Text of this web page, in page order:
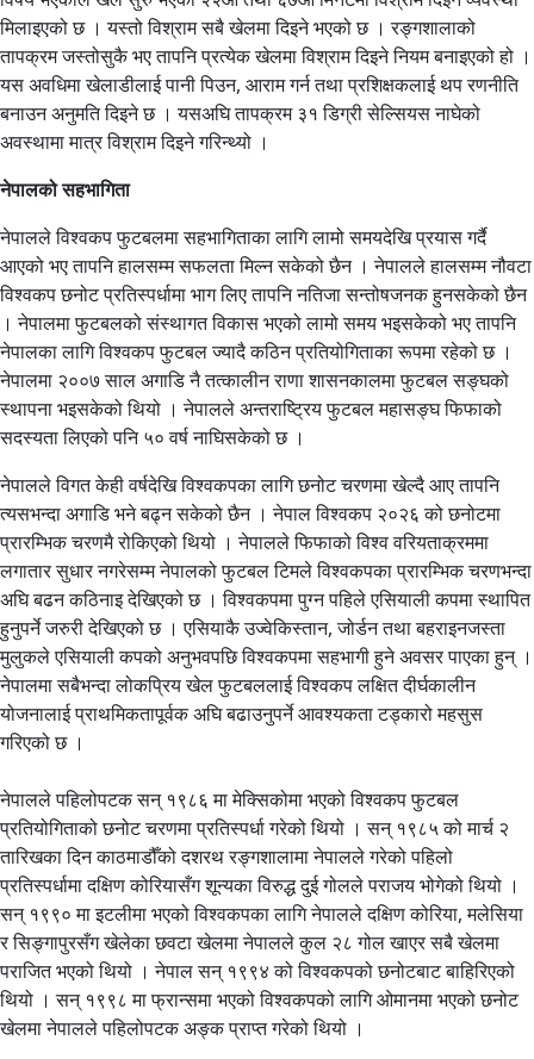
मिलाइएको छ । यस्तो विश्राम सबै खेलमा दिइने भएको छ । रङ्गशालाको
तापक्रम जस्तोसुकै भए तापनि प्रत्येक खेलमा विश्राम दिइने नियम बनाइएको हो ।
यस अवधिमा खेलाडीलाई पानी पिउन, आराम गर्न तथा प्रशिक्षकलाई थप रणनीति
बनाउन अनुमति दिइने छ । यसअघि तापक्रम ३१ डिग्री सेल्सियस नाघेको
अवस्थामा मात्र विश्राम दिइने गरिन्थ्यो ।
नेपालको सहभागिता
नेपालले विश्वकप फुटबलमा सहभागिताका लागि लामो समयदेखि प्रयास गर्दै
आएको भए तापनि हालसम्म सफलता मिल्न सकेको छैन । नेपालले हालसम्म नौवटा
विश्वकप छनोट प्रतिस्पर्धामा भाग लिए तापनि नतिजा सन्तोषजनक हुनसकेको छैन
। नेपालमा फुटबलको संस्थागत विकास भएको लामो समय भइसकेको भए तापनि
नेपालका लागि विश्वकप फुटबल ज्यादै कठिन प्रतियोगिताका रूपमा रहेको छ ।
नेपालमा २००७ साल अगाडि नै तत्कालीन राणा शासनकालमा फुटबल सङ्घको
स्थापना भइसकेको थियो । नेपालले अन्तराष्ट्रिय फुटबल महासङ्घ फिफाको
सदस्यता लिएको पनि ५० वर्ष नाघिसकेको छ ।
नेपालले विगत केही वर्षदेखि विश्वकपका लागि छनोट चरणमा खेल्दै आए तापनि
त्यसभन्दा अगाडि भने बढ्न सकेको छैन । नेपाल विश्वकप २०२६ को छनोटमा
प्रारम्भिक चरणमै रोकिएको थियो । नेपालले फिफाको विश्व वरियताक्रममा
लगातार सुधार नगरेसम्म नेपालको फुटबल टिमले विश्वकपका प्रारम्भिक चरणभन्दा
अघि बढन कठिनाइ देखिएको छ । विश्वकपमा पुग्न पहिले एसियाली कपमा स्थापित
हुनुपर्ने जरुरी देखिएको छ । एसियाकै उज्वेकिस्तान, जोर्डन तथा बहराइनजस्ता
मुलुकले एसियाली कपको अनुभवपछि विश्वकपमा सहभागी हुने अवसर पाएका हुन् ।
नेपालमा सबैभन्दा लोकप्रिय खेल फुटबललाई विश्वकप लक्षित दीर्घकालीन
योजनालाई प्राथमिकतापूर्वक अघि बढाउनुपर्ने आवश्यकता टड्कारो महसुस
गरिएको छ ।
नेपालले पहिलोपटक सन् १९८६ मा मेक्सिकोमा भएको विश्वकप फुटबल
प्रतियोगिताको छनोट चरणमा प्रतिस्पर्धा गरेको थियो । सन् १९८५ को मार्च २
तारिखका दिन काठमाडौँको दशरथ रङ्गशालामा नेपालले गरेको पहिलो
प्रतिस्पर्धामा दक्षिण कोरियासँग शून्यका विरुद्ध दुई गोलले पराजय भोगेको थियो ।
सन् १९९० मा इटलीमा भएको विश्वकपका लागि नेपालले दक्षिण कोरिया, मलेसिया
र सिङ्गापुरसँग खेलेका छवटा खेलमा नेपालले कुल २८ गोल खाएर सबै खेलमा
पराजित भएको थियो । नेपाल सन् १९९४ को विश्वकपको छनोटबाट बाहिरिएको
थियो । सन् १९९८ मा फ्रान्समा भएको विश्वकपको लागि ओमानमा भएको छनोट
खेलमा नेपालले पहिलोपटक अङ्क प्राप्त गरेको थियो ।